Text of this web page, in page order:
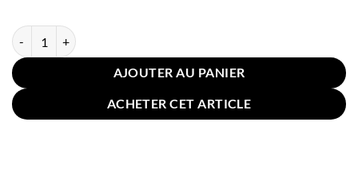
quantité de Coussin de Grossesse U 70x130cm Violet Bleu
AJOUTER AU PANIER
ACHETER CET ARTICLE